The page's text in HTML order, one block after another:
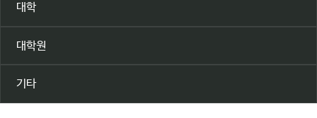
대학
대학원
기타